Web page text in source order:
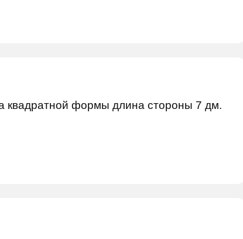
квадратной формы длина стороны 7 дм.